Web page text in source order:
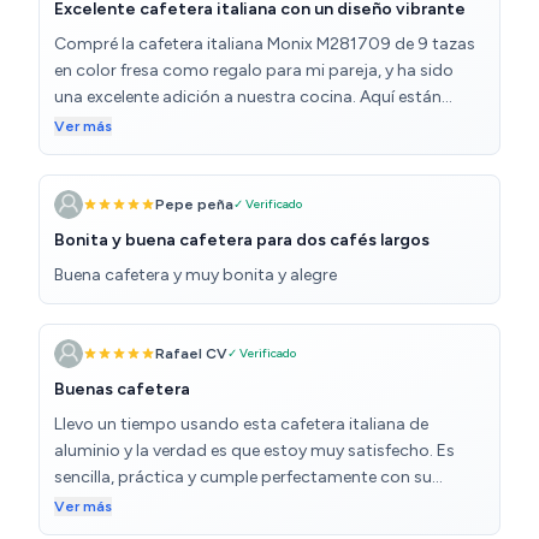
Excelente cafetera italiana con un diseño vibrante
Compré la cafetera italiana Monix M281709 de 9 tazas
en color fresa como regalo para mi pareja, y ha sido
una excelente adición a nuestra cocina. Aquí están
nuestras observaciones detalladas: Beneficios
observados: Diseño atractivo: La cafetera tiene un color
fresa vibrante que añade un toque de alegría a nuestra
cocina. Su acabado esmaltado brillante no solo es
estéticamente agradable, sino que también es
resistente y fácil de limpiar1. El diseño clásico de la
cafetera italiana se combina perfectamente con su
color moderno, haciendo que sea un regalo ideal.
Capacidad adecuada: Con una capacidad para 9
tazas, esta cafetera es perfecta para preparar
suficiente café para varias personas o para disfrutar de
varias tazas a lo largo del día1. Es ideal para reuniones
familiares o para cuando tenemos invitados. Materiales
de calidad: La cafetera está fabricada en aluminio de
Ver más
Pepe peña✓ Verificado
Bonita y buena cafetera para dos cafés largos
Buena cafetera y muy bonita y alegre
Rafael CV✓ Verificado
Buenas cafetera
Llevo un tiempo usando esta cafetera italiana de
aluminio y la verdad es que estoy muy satisfecho. Es
sencilla, práctica y cumple perfectamente con su
función. Para quienes disfrutamos del café con ese
sabor intenso y tradicional, es una opción excelente. El
Ver más